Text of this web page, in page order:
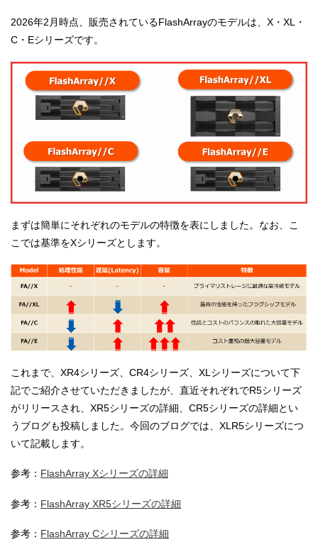
2026年2月時点、販売されているFlashArrayのモデルは、X・XL・
C・Eシリーズです。
まずは簡単にそれぞれのモデルの特徴を表にしました。なお、こ
こでは基準をXシリーズとします。
これまで、XR4シリーズ、CR4シリーズ、XLシリーズについて下
記でご紹介させていただきましたが、直近それぞれでR5シリーズ
がリリースされ、XR5シリーズの詳細、CR5シリーズの詳細とい
うブログも投稿しました。今回のブログでは、XLR5シリーズにつ
いて記載します。
参考： FlashArray Xシリーズの詳細
参考： FlashArray XR5シリーズの詳細
参考： FlashArray Cシリーズの詳細